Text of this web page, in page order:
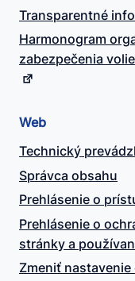
Transparentné
Harmonogram
zabezpečenia
Web
Technický
Správca obsahu
Prehlásenie o
Prehlásenie o
stránky a
Zmeniť nastavenie